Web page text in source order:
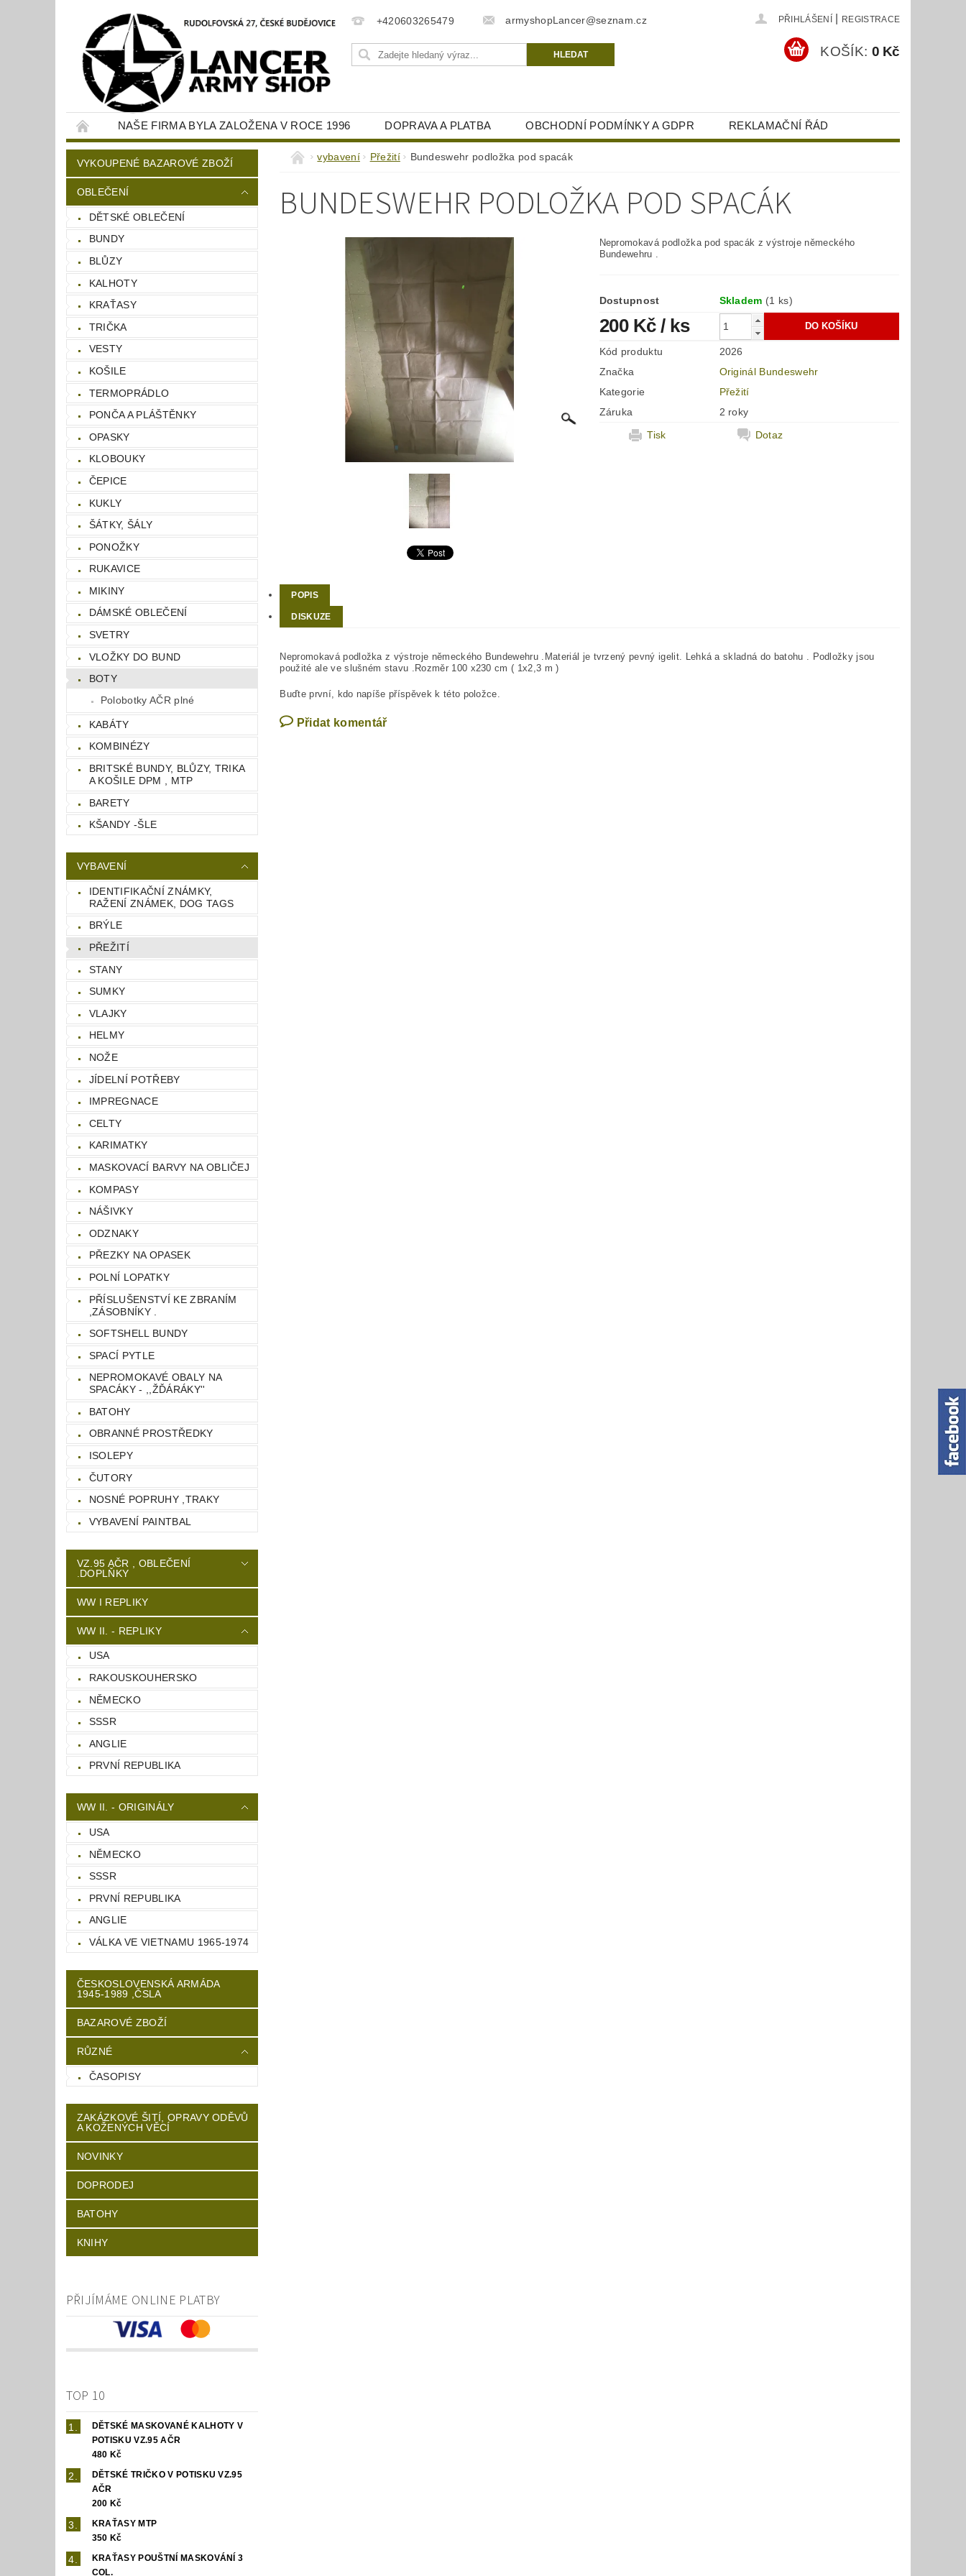
+420603265479 armyshopLancer@seznam.cz PŘIHLÁŠENÍ REGISTRACE
KOŠÍK: 0 Kč
NAŠE FIRMA BYLA ZALOŽENA V ROCE 1996 DOPRAVA A PLATBA OBCHODNÍ PODMÍNKY A GDPR REKLAMAČNÍ ŘÁD
KONTAKTY NAPIŠTE NÁM
VYKOUPENÉ BAZAROVÉ ZBOŽÍ
OBLEČENÍ
DĚTSKÉ OBLEČENÍ
BUNDY
BLŮZY
KALHOTY
KRAŤASY
TRIČKA
VESTY
KOŠILE
TERMOPRÁDLO
PONČA A PLÁŠTĚNKY
OPASKY
KLOBOUKY
ČEPICE
KUKLY
ŠÁTKY, ŠÁLY
PONOŽKY
RUKAVICE
MIKINY
DÁMSKÉ OBLEČENÍ
SVETRY
VLOŽKY DO BUND
BOTY
Polobotky AČR plné
KABÁTY
KOMBINÉZY
BRITSKÉ BUNDY, BLŮZY, TRIKA
A KOŠILE DPM , MTP
BARETY
KŠANDY -ŠLE
VYBAVENÍ
IDENTIFIKAČNÍ ZNÁMKY,
RAŽENÍ ZNÁMEK, DOG TAGS
BRÝLE
PŘEŽITÍ
STANY
SUMKY
VLAJKY
HELMY
NOŽE
JÍDELNÍ POTŘEBY
IMPREGNACE
CELTY
KARIMATKY
MASKOVACÍ BARVY NA OBLIČEJ
KOMPASY
NÁŠIVKY
ODZNAKY
PŘEZKY NA OPASEK
POLNÍ LOPATKY
PŘÍSLUŠENSTVÍ KE ZBRANÍM
,ZÁSOBNÍKY .
SOFTSHELL BUNDY
SPACÍ PYTLE
NEPROMOKAVÉ OBALY NA
SPACÁKY - ,,ŽĎÁRÁKY''
BATOHY
OBRANNÉ PROSTŘEDKY
ISOLEPY
ČUTORY
NOSNÉ POPRUHY ,TRAKY
VYBAVENÍ PAINTBAL
VZ.95 AČR , OBLEČENÍ
.DOPLŇKY
WW I REPLIKY
WW II. - REPLIKY
USA
RAKOUSKOUHERSKO
NĚMECKO
SSSR
ANGLIE
PRVNÍ REPUBLIKA
WW II. - ORIGINÁLY
USA
NĚMECKO
SSSR
PRVNÍ REPUBLIKA
ANGLIE
VÁLKA VE VIETNAMU 1965-1974
ČESKOSLOVENSKÁ ARMÁDA
1945-1989 ,ČSLA
BAZAROVÉ ZBOŽÍ
RŮZNÉ
ČASOPISY
ZAKÁZKOVÉ ŠITÍ, OPRAVY ODĚVŮ
A KOŽENÝCH VĚCÍ
NOVINKY
DOPRODEJ
BATOHY
KNIHY
PŘIJÍMÁME ONLINE PLATBY
TOP 10
DĚTSKÉ MASKOVANÉ KALHOTY V
POTISKU VZ.95 AČR
480 Kč
DĚTSKÉ TRIČKO V POTISKU VZ.95
AČR
200 Kč
KRAŤASY MTP
350 Kč
KRAŤASY POUŠTNÍ MASKOVÁNÍ 3
COL.
vybavení Přežití Bundeswehr podložka pod spacák
BUNDESWEHR PODLOŽKA POD SPACÁK
Nepromokavá podložka pod spacák z výstroje německého
Bundewehru .
Dostupnost Skladem (1 ks)
200 Kč/ ks
Kód produktu
2026
Značka
Originál Bundeswehr
Kategorie
Přežití
Záruka
2 roky
Tisk
Dotaz
POPIS
DISKUZE
Nepromokavá podložka z výstroje německého Bundewehru .Materiál je tvrzený pevný igelit. Lehká a skladná do batohu . Podložky jsou
použité ale ve slušném stavu .Rozměr 100 x230 cm ( 1x2,3 m )
Buďte první, kdo napíše příspěvek k této položce.
Přidat komentář